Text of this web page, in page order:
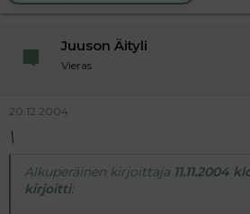
Juuson Äityli
Vieras
20.12.2004
\
Alkuperäinen kirjoittaja 11.11.2004
kirjoitti: